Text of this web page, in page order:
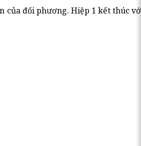
của đối phương. Hiệp 1 kết thúc